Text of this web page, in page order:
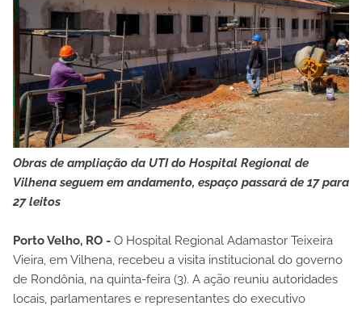
Obras de ampliação da UTI do Hospital Regional de
Vilhena seguem em andamento, espaço passará de 17 para
27 leitos
Porto Velho, RO - O Hospital Regional Adamastor Teixeira
Vieira, em Vilhena, recebeu a visita institucional do governo
de Rondônia, na quinta-feira (3). A ação reuniu autoridades
locais, parlamentares e representantes do executivo